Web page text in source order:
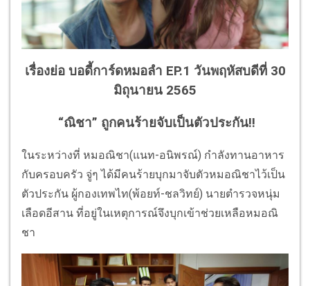
เรื่องย่อ บอดี้การ์ดหมอลำ EP.1 วันพฤหัสบดีที่ 30
มิถุนายน 2565
“ณิชา” ถูกคนร้ายจับเป็นตัวประกัน!!
ในระหว่างที่ หมอณิชา(แนท-อนิพรณ์) กำลังทานอาหาร
กับครอบครัว จู่ๆ ได้มีคนร้ายบุกมาจับตัวหมอณิชาไว้เป็น
ตัวประกัน ผู้กองเทพไท(พ้อยท์-ชลวิทย์) นายตำรวจหนุ่ม
เลือดอีสาน ที่อยู่ในเหตุการณ์จึงบุกเข้าช่วยเหลือหมอณิ
ชา